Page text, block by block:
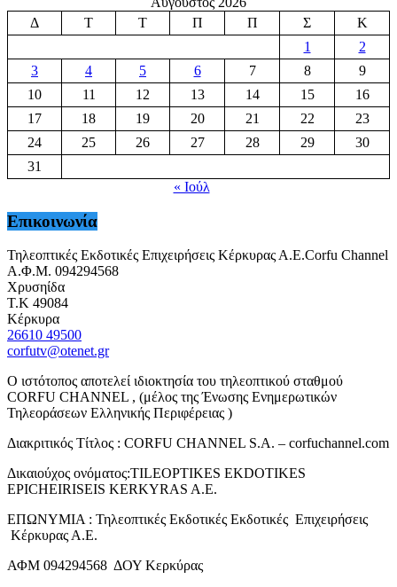
Δ
Τ Τ Π Π Σ
Κ
1
2
3
4 5 6 7 8
9
10
11 12 13 14 15
16
17
18 19 20 21 22
23
24
25 26 27 28 29
30
31
« Ιούλ
Επικοινωνία
Τηλεοπτικές Εκδοτικές Επιχειρήσεις Κέρκυρας Α.Ε.Corfu Channel
Α.Φ.Μ. 094294568
Χρυσηίδα
Τ.Κ 49084
Κέρκυρα
26610 49500
corfutv@otenet.gr
Ο ιστότοπος αποτελεί ιδιοκτησία του τηλεοπτικού σταθμού
CORFU CHANNEL , (μέλος της Ένωσης Ενημερωτικών
Τηλεοράσεων Ελληνικής Περιφέρειας )
Διακριτικός Τίτλος : CORFU CHANNEL S.A. – corfuchannel.com
Δικαιούχος ονόματος:TILEOPTIKES EKDOTIKES
EPICHEIRISEIS KERKYRAS A.E.
ΕΠΩΝΥΜΙΑ : Τηλεοπτικές Εκδοτικές Εκδοτικές Επιχειρήσεις
Κέρκυρας Α.Ε.
ΑΦΜ 094294568 ΔΟΥ Κερκύρας